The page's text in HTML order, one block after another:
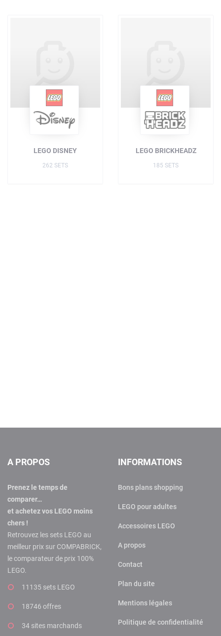
LEGO DISNEY
262 SETS
LEGO BRICKHEADZ
185 SETS
A PROPOS
Prenez le temps de
comparer…
et achetez vos LEGO moins
chers !
Retrouvez les sets LEGO au
meilleur prix sur COMPABRICK,
le comparateur de prix 100%
LEGO.
11135 sets LEGO
18746 offres
34 sites marchands
INFORMATIONS
Bons plans shopping
LEGO pour adultes
Accessoires LEGO
A propos
Contact
Plan du site
Mentions légales
Politique de confidentialité